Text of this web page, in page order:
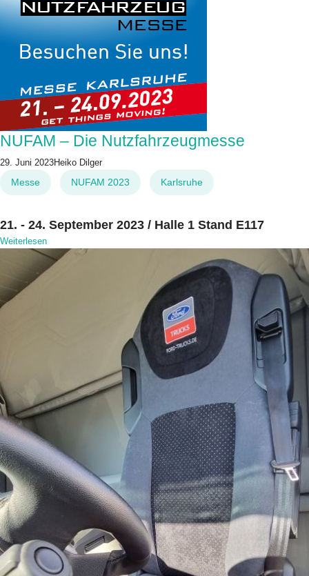
NUFAM – Die Nutzfahrzeugmesse
29. Juni 2023Heiko Dilger
Messe NUFAM 2023 Karlsruhe
21. - 24. September 2023 / Halle 1 Stand E117
Weiterlesen